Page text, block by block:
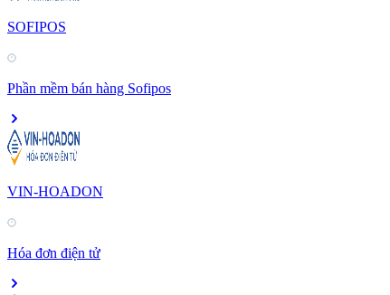
SOFIPOS
Phần mềm bán hàng Sofipos
VIN-HOADON
Hóa đơn điện tử